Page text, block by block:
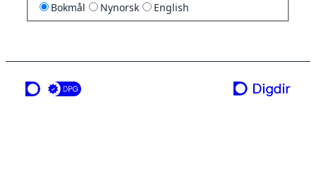
Bokmål Nynorsk English